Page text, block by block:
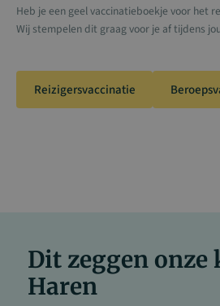
Heb je een geel vaccinatieboekje voor het
Wij stempelen dit graag voor je af tijdens
Reizigersvaccinatie
Dit zeggen
Haren